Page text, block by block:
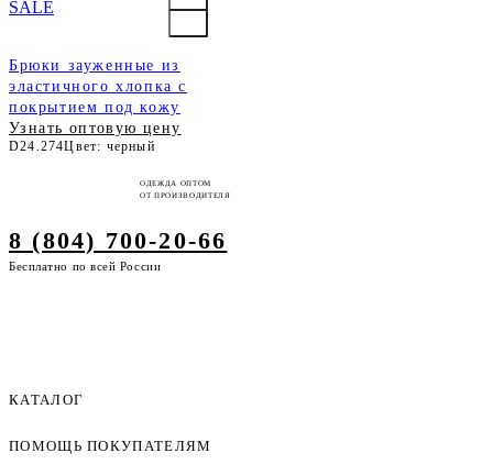
Брюки зауженные из
эластичного хлопка с
покрытием под кожу
Узнать оптовую цену
D24.274Цвет: черный
SALE
ОДЕЖДА ОПТОМ
ОТ ПРОИЗВОДИТЕЛЯ
8 (804) 700-20-66
Бесплатно по всей России
КАТАЛОГ
Женская одежда оптом
ПОМОЩЬ ПОКУПАТЕЛЯМ